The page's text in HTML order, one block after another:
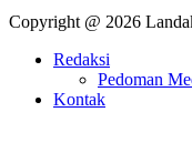
Copyright @ 2026
Redaksi
Pedoman
Kontak